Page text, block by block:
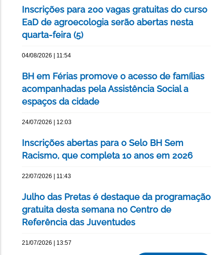
Inscrições para 200 vagas gratuitas do curso
EaD de agroecologia serão abertas nesta
quarta-feira (5)
04/08/2026 | 11:54
BH em Férias promove o acesso de famílias
acompanhadas pela Assistência Social a
espaços da cidade
24/07/2026 | 12:03
Inscrições abertas para o Selo BH Sem
Racismo, que completa 10 anos em 2026
22/07/2026 | 11:43
Julho das Pretas é destaque da programação
gratuita desta semana no Centro de
Referência das Juventudes
21/07/2026 | 13:57